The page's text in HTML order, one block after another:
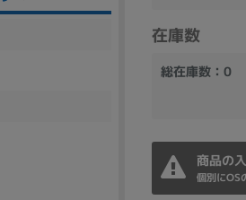
在庫数
総在庫数：0
商品の
個別にOS
MacOS